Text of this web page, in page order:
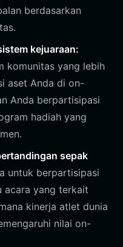
berdasarkan
kejuaraan:
komunitas yang lebih
aset Anda di on-
Anda berpartisipasi
hadiah yang
sepak
untuk berpartisipasi
acara yang terkait
kinerja atlet dunia
nilai on-